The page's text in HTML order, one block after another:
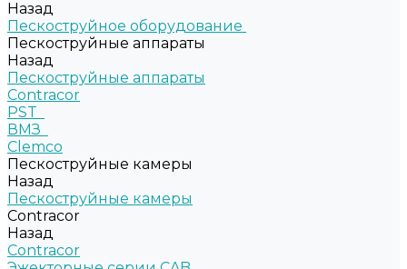
Назад
Пескоструйное оборудование
Пескоструйные аппараты
Назад
Пескоструйные аппараты
Contracor
PST
ВМЗ
Clemco
Пескоструйные камеры
Назад
Пескоструйные камеры
Contracor
Назад
Contracor